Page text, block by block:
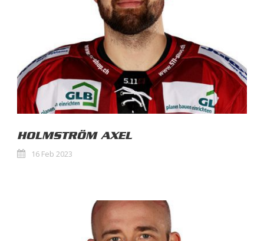
HOLMSTRÖM AXEL
16 Feb 2023